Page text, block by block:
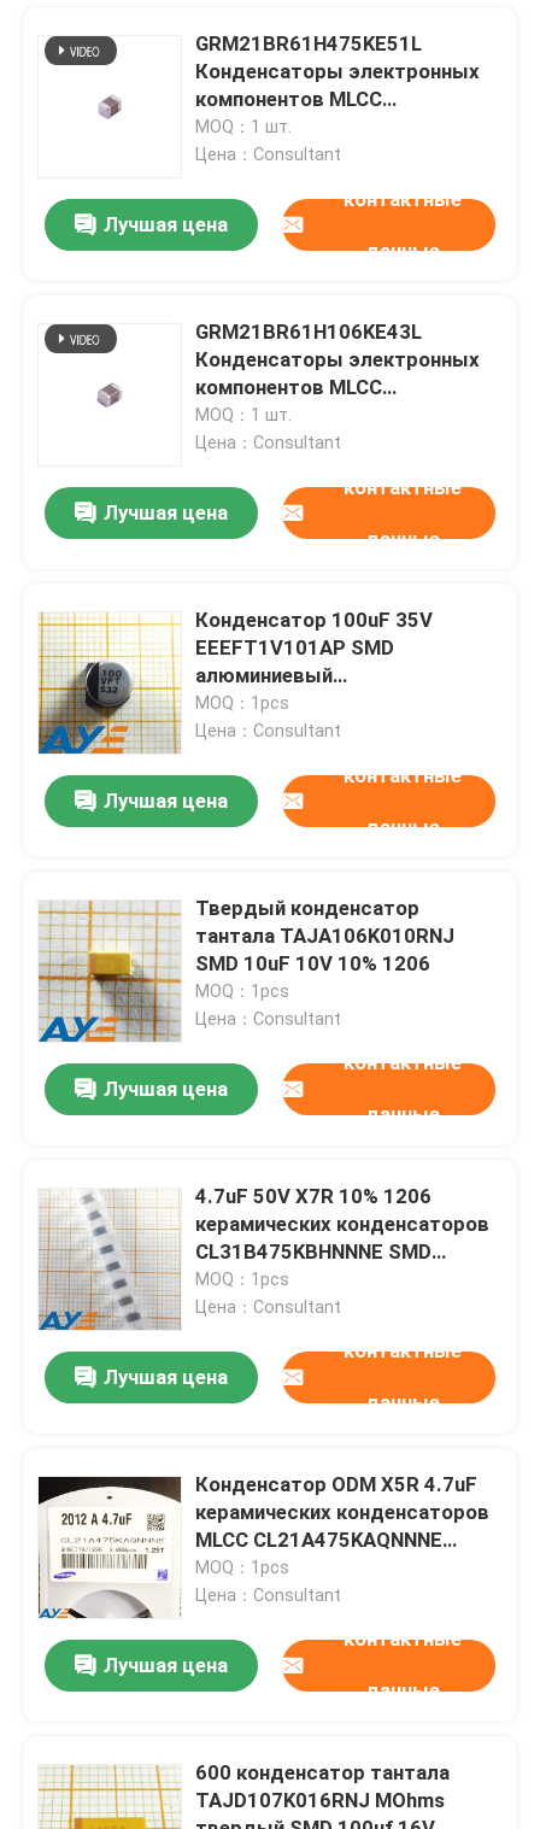
Продукты
Видео
О нас
Проверка качества
Свяжитесь мы
Спросите цитату
ИС интегральные схемы
GRM21BR61H475KE51L
Конденсаторы электронных
компонентов MLCC
многослойные керамические
конденсаторы
MOQ：1 шт.
Цена：Consultant
Лучшая цена
контактные
данные
GRM21BR61H106KE43L
Конденсаторы электронных
компонентов MLCC
многослойные керамические
конденсаторы
MOQ：1 шт.
Цена：Consultant
Лучшая цена
контактные
данные
Конденсатор 100uF 35V
EEEFT1V101AP SMD
алюминиевый
электролитический
MOQ：1pcs
Цена：Consultant
Лучшая цена
контактные
данные
Твердый конденсатор
тантала TAJA106K010RNJ
SMD 10uF 10V 10% 1206
MOQ：1pcs
Цена：Consultant
Лучшая цена
контактные
данные
4.7uF 50V X7R 10% 1206
керамических конденсаторов
CL31B475KBHNNNE SMD
разнослоистых
MOQ：1pcs
Цена：Consultant
Лучшая цена
контактные
данные
Конденсатор ODM X5R 4.7uF
керамических конденсаторов
MLCC CL21A475KAQNNNE
разнослоистый
MOQ：1pcs
Цена：Consultant
Лучшая цена
контактные
данные
600 конденсатор тантала
TAJD107K016RNJ MOhms